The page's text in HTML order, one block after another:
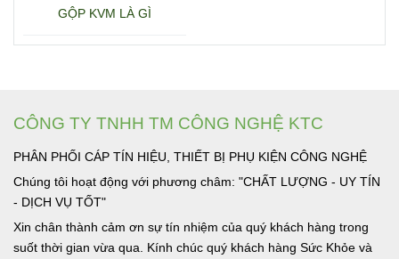
GỘP KVM LÀ GÌ
CÔNG TY TNHH TM CÔNG NGHỆ KTC
PHÂN PHỐI CÁP TÍN HIỆU, THIẾT BỊ PHỤ KIỆN CÔNG NGHỆ
Chúng tôi hoạt động với phương châm: "CHẤT LƯỢNG - UY TÍN
- DỊCH VỤ TỐT"
Xin chân thành cảm ơn sự tín nhiệm của quý khách hàng trong
suốt thời gian vừa qua. Kính chúc quý khách hàng Sức Khỏe và